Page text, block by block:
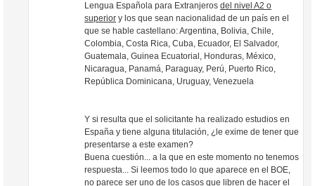
Lengua Española para Extranjerosdel nivel A2 o
superior y los que sean nacionalidad de un país en el
que se hable castellano: Argentina, Bolivia, Chile,
Colombia, Costa Rica, Cuba, Ecuador, El Salvador,
Guatemala, Guinea Ecuatorial, Honduras, México,
Nicaragua, Panamá, Paraguay, Perú, Puerto Rico,
República Dominicana, Uruguay, Venezuela
Y si resulta que el solicitante ha realizado estudios en
España y tiene alguna titulación, ¿le exime de tener que
presentarse a este examen?
Buena cuestión... a la que en este momento no tenemos
respuesta... Si leemos todo lo que aparece en el BOE,
no parece ser uno de los casos que libren de hacer el